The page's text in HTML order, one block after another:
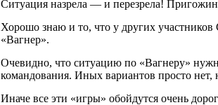
Ситуация назрела — и перезрела!
Хорошо знаю и то, что у других
«Вагнер».
Очевидно, что ситуацию по «Вагнеру»
командования. Иных вариантов просто нет,
Иначе все эти «игры» обойдутся очень